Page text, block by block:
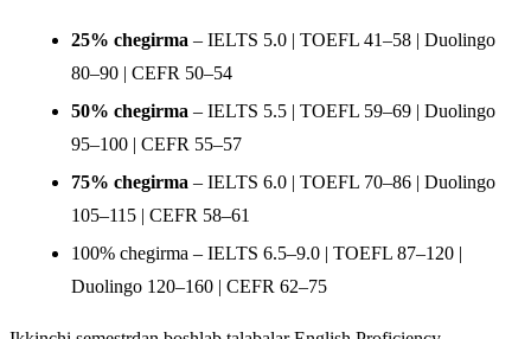
25% chegirma – IELTS 5.0 | TOEFL 41–58 | Duolingo
80–90 | CEFR 50–54
50% chegirma – IELTS 5.5 | TOEFL 59–69 | Duolingo
95–100 | CEFR 55–57
75% chegirma – IELTS 6.0 | TOEFL 70–86 | Duolingo
105–115 | CEFR 58–61
100% chegirma – IELTS 6.5–9.0 | TOEFL 87–120 |
Duolingo 120–160 | CEFR 62–75